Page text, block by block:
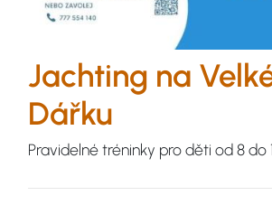
Jachting na
Dářku
Pravidelné tréninky pro děti od 8 do